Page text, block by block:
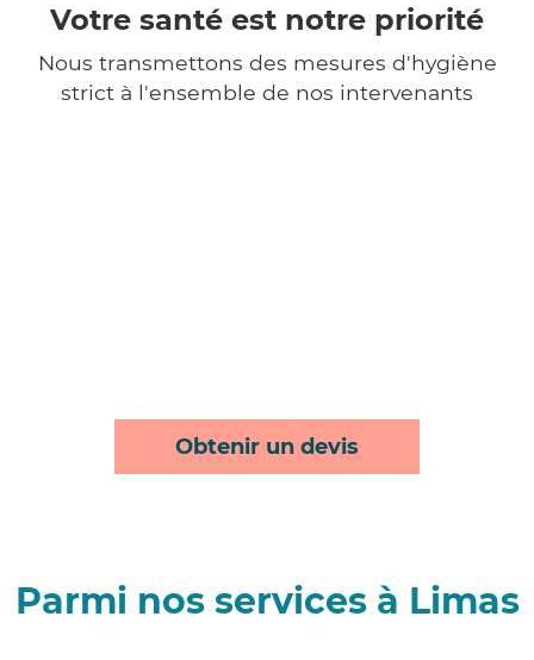
Votre santé est notre priorité
Nous transmettons des mesures d'hygiène
strict à l'ensemble de nos intervenants
Obtenir un devis
Parmi nos services à Limas